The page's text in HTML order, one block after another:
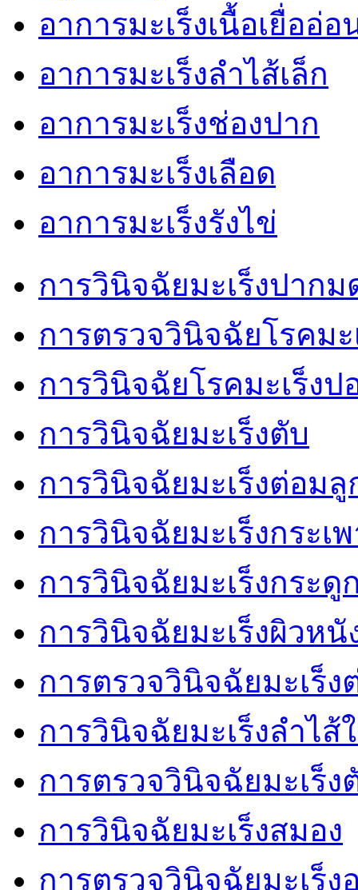
อาการมะเร็งเนื้อเยื่ออ่อ
อาการมะเร็งลำไส้เล็ก
อาการมะเร็งช่องปาก
อาการมะเร็งเลือด
อาการมะเร็งรังไข่
การวินิจฉัยมะเร็งปากม
การตรวจวินิจฉัยโรคมะ
การวินิจฉัยโรคมะเร็งป
การวินิจฉัยมะเร็งตับ
การวินิจฉัยมะเร็งต่อม
การวินิจฉัยมะเร็งกระเ
การวินิจฉัยมะเร็งกระดู
การวินิจฉัยมะเร็งผิวหนั
การตรวจวินิจฉัยมะเร็ง
การวินิจฉัยมะเร็งลำไส้
การตรวจวินิจฉัยมะเร็ง
การวินิจฉัยมะเร็งสมอง
การตรวจวินิจฉัยมะเร็ง